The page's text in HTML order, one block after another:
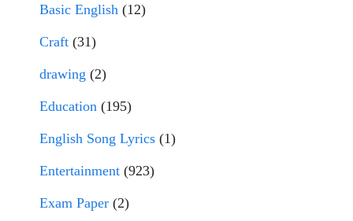
Basic English (12)
Craft (31)
drawing (2)
Education (195)
English Song Lyrics (1)
Entertainment (923)
Exam Paper (2)